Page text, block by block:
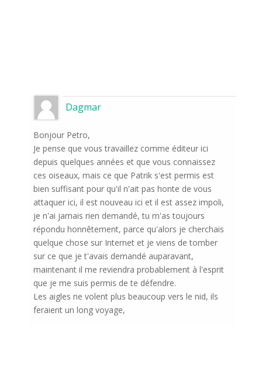
Dagmar
Bonjour Petro,
Je pense que vous travaillez comme éditeur ici
depuis quelques années et que vous connaissez
ces oiseaux, mais ce que Patrik s'est permis est
bien suffisant pour qu'il n'ait pas honte de vous
attaquer ici, il est nouveau ici et il est assez impoli,
je n'ai jamais rien demandé, tu m'as toujours
répondu honnêtement, parce qu'alors je cherchais
quelque chose sur Internet et je viens de tomber
sur ce que je t'avais demandé auparavant,
maintenant il me reviendra probablement à l'esprit
que je me suis permis de te défendre.
Les aigles ne volent plus beaucoup vers le nid, ils
feraient un long voyage,